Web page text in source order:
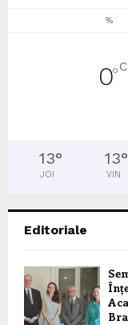
%
0°C
13°
JOI
13°
VIN
Editoriale